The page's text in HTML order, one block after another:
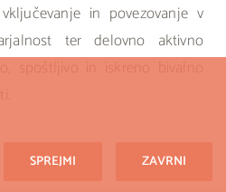
in povezovanje v
ter delovno aktivno
SPREJMI ZAVRNI